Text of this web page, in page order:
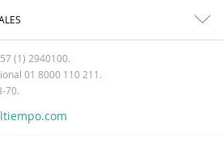
(1) 2940100.
01 8000 110 211.
70.